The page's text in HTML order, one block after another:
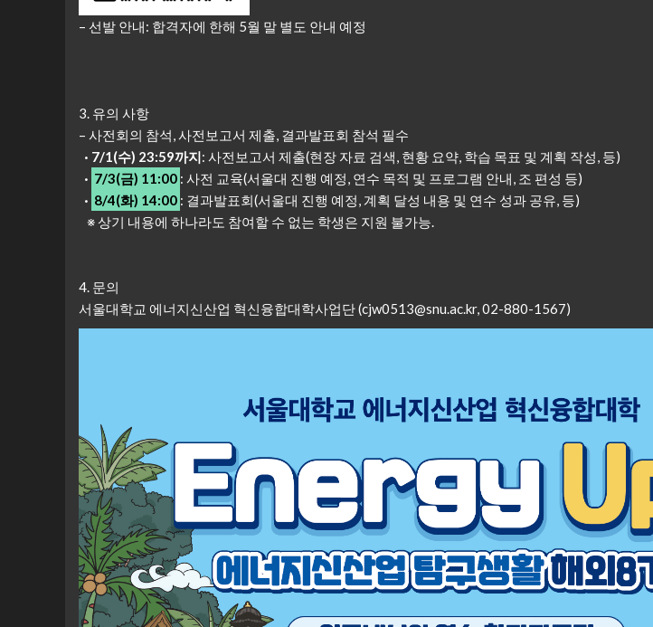
– 선발 안내: 합격자에 한해 5월 말 별도 안내 예정
3. 유의 사항
– 사전회의 참석, 사전보고서 제출, 결과발표회 참석 필수
· 7/1(수) 23:59까지: 사전보고서 제출(현장 자료 검색, 현황 요약, 학습 목표 및 계획 작성, 등)
· 7/3(금) 11:00 : 사전 교육(서울대 진행 예정, 연수 목적 및 프로그램 안내, 조 편성 등)
· 8/4(화) 14:00 : 결과발표회(서울대 진행 예정, 계획 달성 내용 및 연수 성과 공유, 등)
※ 상기 내용에 하나라도 참여할 수 없는 학생은 지원 불가능.
4. 문의
서울대학교 에너지신산업 혁신융합대학사업단 (cjw0513@snu.ac.kr, 02-880-1567)